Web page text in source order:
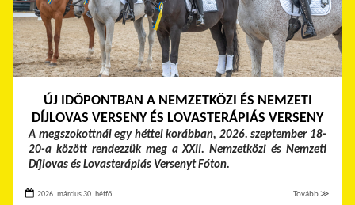
ÚJ IDŐPONTBAN A NEMZETKÖZI ÉS NEMZETI
DÍJLOVAS VERSENY ÉS LOVASTERÁPIÁS VERSENY
A megszokottnál egy héttel korábban, 2026. szeptember 18-
20-a között rendezzük meg a XXII. Nemzetközi és Nemzeti
Díjlovas és Lovasterápiás Versenyt Fóton.
2026. március 30. hétfő Tovább ≫